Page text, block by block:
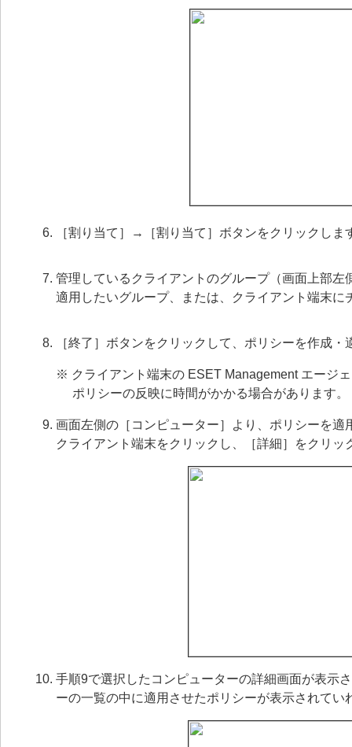
［割り当て］→［割り当て］ボタンをクリックしま
管理しているクライアントのグループ（画面上部
適用したいグループ、または、クライアント端末
［終了］ボタンをクリックして、ポリシーを作成・
※ クライアント端末の ESET Management エージ
ポリシーの反映に時間がかかる場合があります。
画面左側の［コンピューター］より、ポリシーを
クライアント端末をクリックし、［詳細］をクリッ
手順9で選択したコンピューターの詳細画面が表示
ーの一覧の中に適用させたポリシーが表示されて